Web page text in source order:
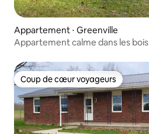
Appartement ⋅ Greenville
Appartement calme dans les bois
Coup de cœur voyageurs
Coup de cœur voyageurs